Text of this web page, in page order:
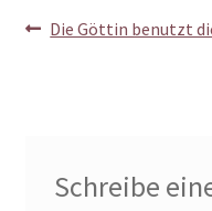
Vorheriger
Die Göttin benutzt
Schreibe